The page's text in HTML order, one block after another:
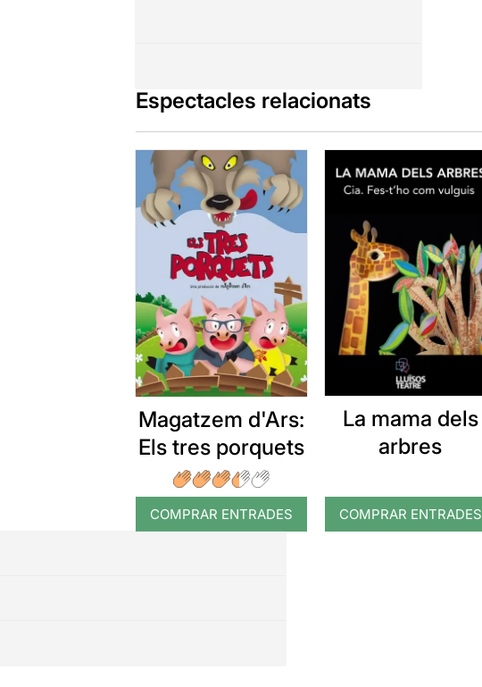
Espectacles relacionats
Magatzem d'Ars:
Els tres porquets
COMPRAR ENTRADES
La mama dels
arbres
COMPRAR ENTRADES